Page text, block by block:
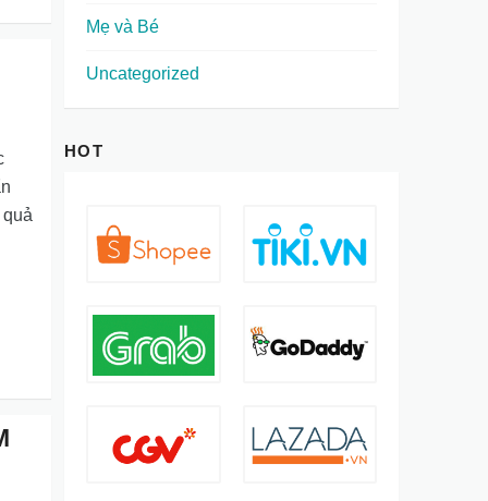
Mẹ và Bé
Uncategorized
HOT